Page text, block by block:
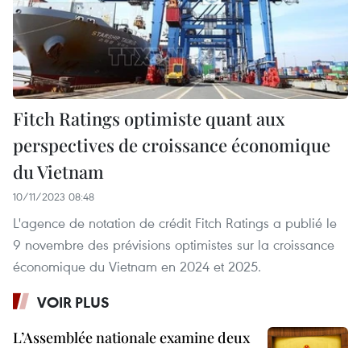
Fitch Ratings optimiste quant aux
perspectives de croissance économique
du Vietnam
10/11/2023 08:48
L'agence de notation de crédit Fitch Ratings a publié le
9 novembre des prévisions optimistes sur la croissance
économique du Vietnam en 2024 et 2025.
VOIR PLUS
L’Assemblée nationale examine deux